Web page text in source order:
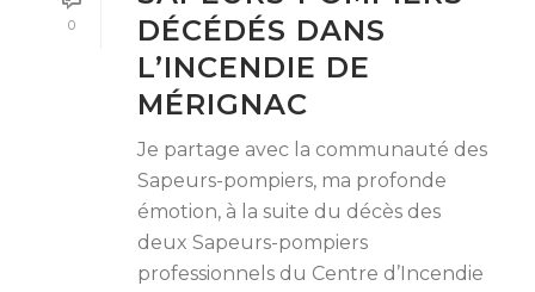
0
DÉCÉDÉS DANS
L’INCENDIE DE
MÉRIGNAC
Je partage avec la communauté des
Sapeurs-pompiers, ma profonde
émotion, à la suite du décès des
deux Sapeurs-pompiers
professionnels du Centre d’Incendie